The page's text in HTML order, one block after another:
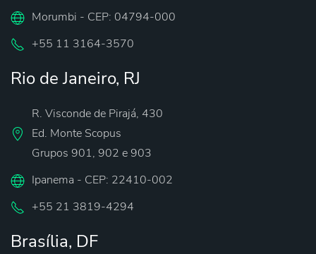
Morumbi - CEP: 04794-000
‪+55 11 3164-3570‬
Rio de Janeiro, RJ
R. Visconde de Pirajá, 430
Ed. Monte Scopus
Grupos 901, 902 e 903
Ipanema - CEP: 22410-002
‪+55 21 3819-4294‬
Brasília, DF